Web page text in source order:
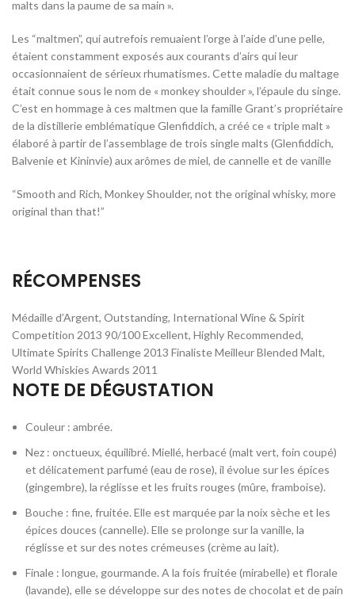
malts dans la paume de sa main ».
Les “maltmen”, qui autrefois remuaient l’orge à l’aide d’une pelle,
étaient constamment exposés aux courants d’airs qui leur
occasionnaient de sérieux rhumatismes. Cette maladie du maltage
était connue sous le nom de « monkey shoulder », l’épaule du singe.
C’est en hommage à ces maltmen que la famille Grant’s propriétaire
de la distillerie emblématique Glenfiddich, a créé ce « triple malt »
élaboré à partir de l’assemblage de trois single malts (Glenfiddich,
Balvenie et Kininvie) aux arômes de miel, de cannelle et de vanille
“Smooth and Rich, Monkey Shoulder, not the original whisky, more
original than that!”
RÉCOMPENSES
Médaille d’Argent, Outstanding, International Wine & Spirit
Competition 2013 90/100 Excellent, Highly Recommended,
Ultimate Spirits Challenge 2013 Finaliste Meilleur Blended Malt,
World Whiskies Awards 2011
NOTE DE DÉGUSTATION
Couleur : ambrée.
Nez : onctueux, équilibré. Miellé, herbacé (malt vert, foin coupé)
et délicatement parfumé (eau de rose), il évolue sur les épices
(gingembre), la réglisse et les fruits rouges (mûre, framboise).
Bouche : fine, fruitée. Elle est marquée par la noix sèche et les
épices douces (cannelle). Elle se prolonge sur la vanille, la
réglisse et sur des notes crémeuses (crème au lait).
Finale : longue, gourmande. A la fois fruitée (mirabelle) et florale
(lavande), elle se développe sur des notes de chocolat et de pain